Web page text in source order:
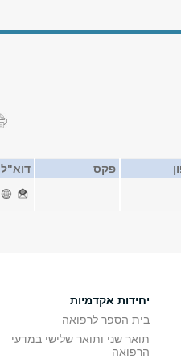
פקס
דוא"ל
יחידות אקדמיות
בית הספר לרפואה
תואר שני ותואר שלישי במדעי
הרפואה